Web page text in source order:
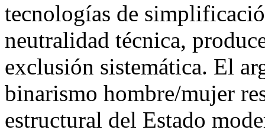
tecnologías de
neutralidad técnica,
exclusión sistemática. El
binarismo hombre/mujer
estructural del Estado